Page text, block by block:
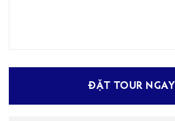
ĐẶT TOUR NGAY